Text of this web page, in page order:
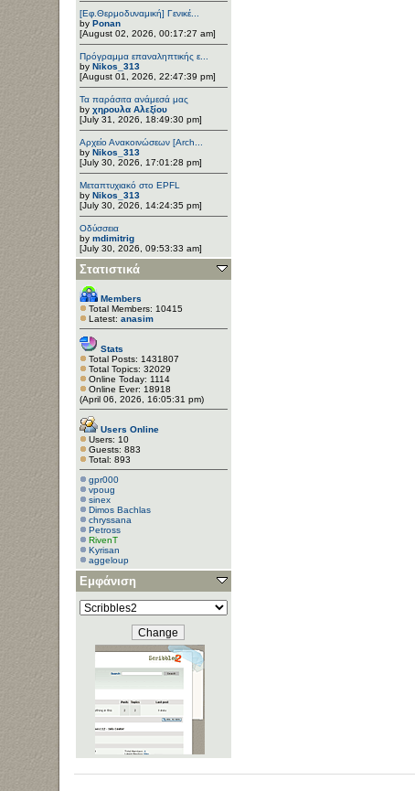
[Εφ.Θερμοδυναμική] Γενικέ...
by Ponan
[August 02, 2026, 00:17:27 am]
Πρόγραμμα επαναληπτικής ε...
by Nikos_313
[August 01, 2026, 22:47:39 pm]
Τα παράσιτα ανάμεσά μας
by χηρουλα Αλεξίου
[July 31, 2026, 18:49:30 pm]
Αρχείο Ανακοινώσεων [Arch...
by Nikos_313
[July 30, 2026, 17:01:28 pm]
Μεταπτυχιακό στο EPFL
by Nikos_313
[July 30, 2026, 14:24:35 pm]
Οδύσσεια
by mdimitrig
[July 30, 2026, 09:53:33 am]
Στατιστικά
Members
Total Members: 10415
Latest: anasim
Stats
Total Posts: 1431807
Total Topics: 32029
Online Today: 1114
Online Ever: 18918
(April 06, 2026, 16:05:31 pm)
Users Online
Users: 10
Guests: 883
Total: 893
gpr000
vpoug
sinex
Dimos Bachlas
chryssana
Petross
RivenT
Kyrisan
aggeloup
Εμφάνιση